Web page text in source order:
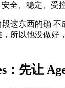
全、稳定、受
这东西的确 不
所以他没做好
：先让